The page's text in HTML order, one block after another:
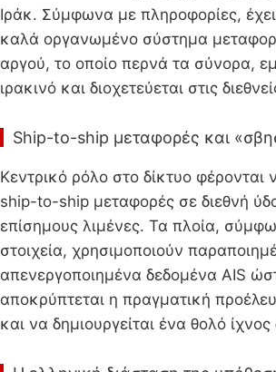
Ιράκ. Σύμφωνα με πληροφορίες, έχει
καλά οργανωμένο σύστημα
αργού, το οποίο περνά τα σύνορα,
ιρακινό και διοχετεύεται στις
Ship-to-ship μεταφορές και
Κεντρικό ρόλο στο δίκτυο φέρονται
ship-to-ship μεταφορές σε διεθνή
επίσημους λιμένες. Τα πλοία,
στοιχεία, χρησιμοποιούν
απενεργοποιημένα δεδομένα AIS
αποκρύπτεται η πραγματική
και να δημιουργείται ένα θολό